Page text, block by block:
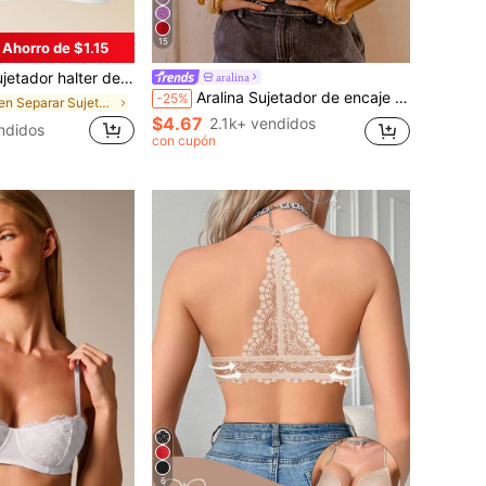
Ahorro de $1.15
encaje sexy de unicolor para mujer
en Separar Sujetadores y bralettes para mujer
15
aralina
-25% Aralina Sujetador de encaje para invierno/verano
$4.67 2.1k+ vendidos
con cupón
6